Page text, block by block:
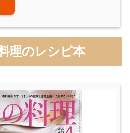
理のレシピ本